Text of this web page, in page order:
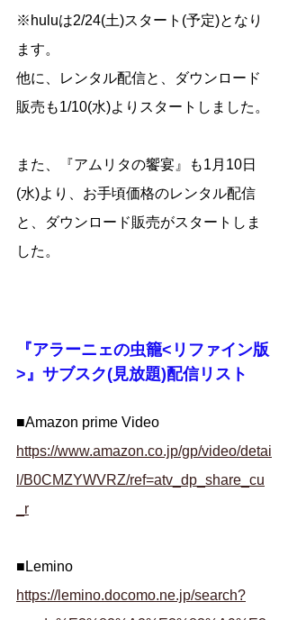
※huluは2/24(土)スタート(予定)となり
ます。
他に、レンタル配信と、ダウンロード
販売も1/10(水)よりスタートしました。
また、『アムリタの饗宴』も1月10日
(水)より、お手頃価格のレンタル配信
と、ダウンロード販売がスタートしま
した。
『アラーニェの虫籠<リファイン版
>』サブスク(見放題)配信リスト
■Amazon prime Video
https://www.amazon.co.jp/gp/video/detai
l/B0CMZYWVRZ/ref=atv_dp_share_cu
_r
■Lemino
https://lemino.docomo.ne.jp/search?